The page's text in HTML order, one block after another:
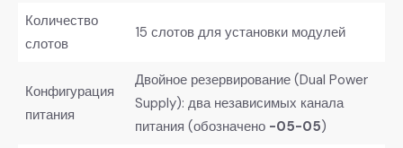
Количество
слотов
15 слотов для установки модулей
Конфигурация
питания
Двойное резервирование (Dual Power
Supply): два независимых канала
питания (обозначено -05-05)